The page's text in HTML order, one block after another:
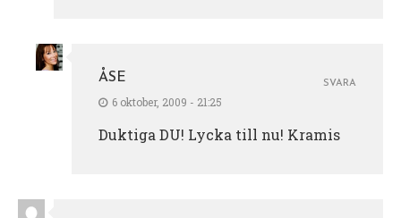
ÅSE
6 oktober, 2009 - 21:25
Duktiga DU! Lycka till nu! Kramis
SVARA